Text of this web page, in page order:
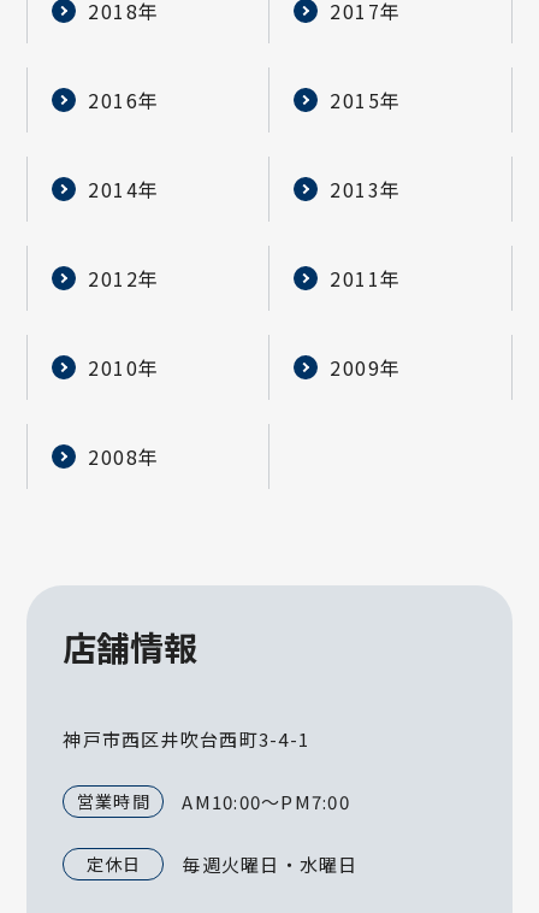
2018年 2017年
2016年 2015年
2014年 2013年
2012年 2011年
2010年 2009年
2008年
店舗情報
神戸市西区井吹台西町3-4-1
営業時間 AM10:00～PM7:00
定休日 毎週火曜日・水曜日